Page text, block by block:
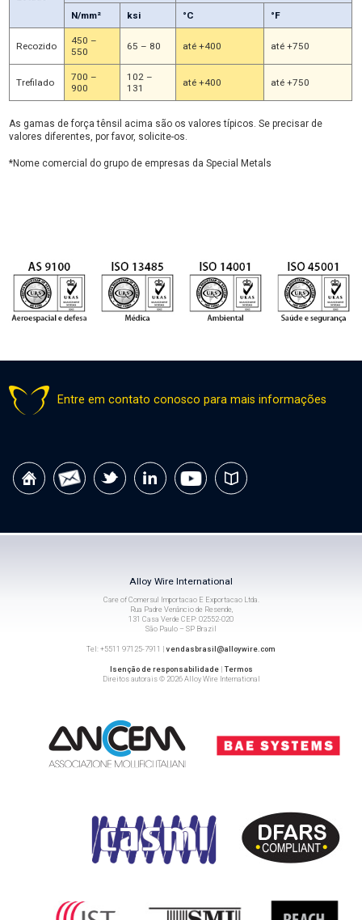
N/mm² ksi °C °F
Recozido
450 –
550
65 – 80 até +400 até +750
Trefilado
700 –
900
102 –
131
até +400 até +750
As gamas de força tênsil acima são os valores típicos. Se precisar de
valores diferentes, por favor, solicite-os.
*Nome comercial do grupo de empresas da Special Metals
Entre em contato conosco para mais informações
Alloy Wire International
Care of Comersul Importacao E Exportacao Ltda.
Rua Padre Venâncio de Resende,
131 Casa Verde CEP: 02552-020
São Paulo – SP Brazil
Tel: +5511 97125-7911 |vendasbrasil@alloywire.com
Isenção de responsabilidade|Termos
Direitos autorais © 2026 Alloy Wire International